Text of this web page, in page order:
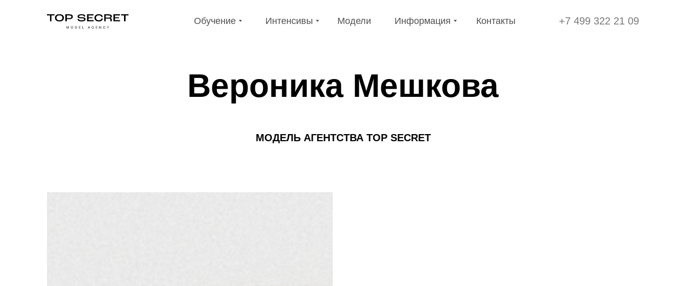
Обучение Интенсивы Информация Контакты
Модели +7 499 322 21 09
Модели Контакты
Информация
Интенсивы
Обучение +7 499 322 21 09
Вероника Мешкова
МОДЕЛЬАГЕНТСТВА TOP SECRET